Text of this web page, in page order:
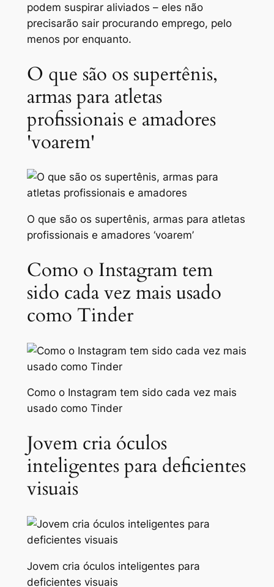
podem suspirar aliviados – eles não
precisarão sair procurando emprego, pelo
menos por enquanto.
O que são os supertênis,
armas para atletas
profissionais e amadores
'voarem'
O que são os supertênis, armas para atletas
profissionais e amadores ‘voarem’
Como o Instagram tem
sido cada vez mais usado
como Tinder
Como o Instagram tem sido cada vez mais
usado como Tinder
Jovem cria óculos
inteligentes para deficientes
visuais
Jovem cria óculos inteligentes para
deficientes visuais